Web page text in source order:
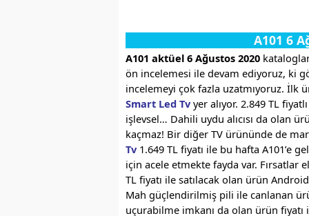
A101 6
A101 aktüel 6 Ağustos 2020
ön incelemesi ile devam ediyoruz, ki
incelemeyi çok fazla uzatmıyoruz. İlk
Smart Led Tvyer alıyor. 2.849 TL
işlevsel… Dahili uydu alıcısı da olan
kaçmaz! Bir diğer TV ürününde de
Tv1.649 TL fiyatı ile bu hafta A101’e
için acele etmekte fayda var.
TL fiyatı ile satılacak olan ürün
Mah güçlendirilmiş pili ile canlanan
uçurabilme imkanı da olan ürün